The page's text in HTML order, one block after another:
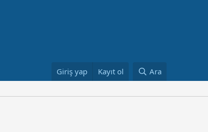
Giriş yap Kayıt ol Ara